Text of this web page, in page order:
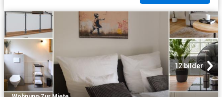
12 bilder